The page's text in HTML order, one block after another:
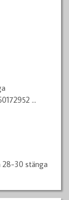
…
28-30 stänga